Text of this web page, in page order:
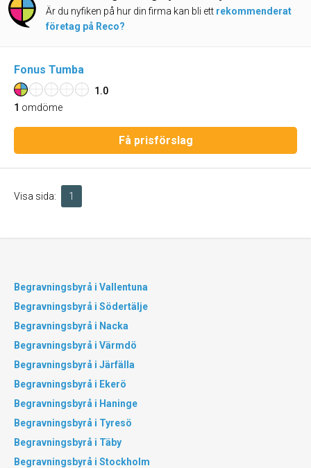
Är du nyfiken på hur din firma kan bli ett rekommenderat
företag på Reco?
Fonus Tumba
1.0
1 omdöme
Få prisförslag
Visa sida: 1
Begravningsbyrå i Vallentuna
Begravningsbyrå i Södertälje
Begravningsbyrå i Nacka
Begravningsbyrå i Värmdö
Begravningsbyrå i Järfälla
Begravningsbyrå i Ekerö
Begravningsbyrå i Haninge
Begravningsbyrå i Tyresö
Begravningsbyrå i Täby
Begravningsbyrå i Stockholm